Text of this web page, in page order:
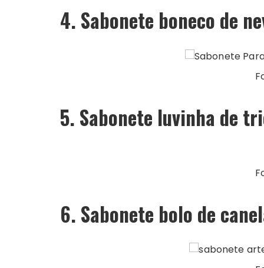
4. Sabonete boneco de
5. Sabonete luvinha de
6. Sabonete bolo de